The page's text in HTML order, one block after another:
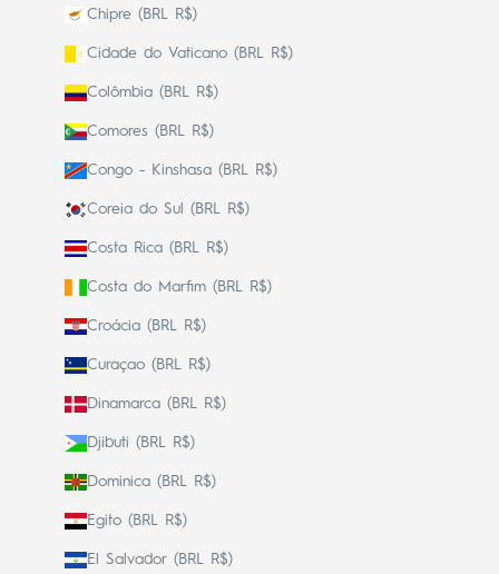
Chipre (BRL R$)
Cidade do Vaticano (BRL R$)
Colômbia (BRL R$)
Comores (BRL R$)
Congo - Kinshasa (BRL R$)
Coreia do Sul (BRL R$)
Costa Rica (BRL R$)
Costa do Marfim (BRL R$)
Croácia (BRL R$)
Curaçao (BRL R$)
Dinamarca (BRL R$)
Djibuti (BRL R$)
Dominica (BRL R$)
Egito (BRL R$)
El Salvador (BRL R$)